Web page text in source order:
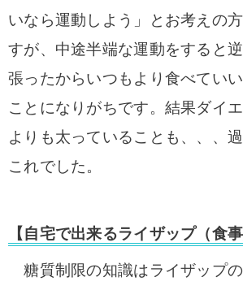
いなら運動しよう」とお考えの
すが、中途半端な運動をすると
張ったからいつもより食べてい
ことになりがちです。結果ダイ
よりも太っていることも、、、
これでした。
【自宅で出来るライザップ（食事
糖質制限の知識はライザップ